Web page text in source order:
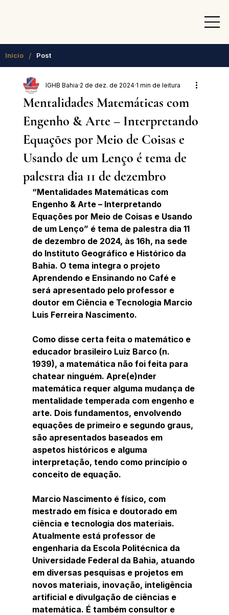
Início / Post
Mentalidades Matemáticas com
Engenho & Arte – Interpretando
Equações por Meio de Coisas e
Usando de um Lenço é tema de
palestra dia 11 de dezembro
IGHB Bahia 2 de dez. de 2024 1 min de leitura
“Mentalidades Matemáticas com
Engenho & Arte – Interpretando
Equações por Meio de Coisas e Usando
de um Lenço” é tema de palestra dia 11
de dezembro de 2024, às 16h, na sede
do Instituto Geográfico e Histórico da
Bahia. O tema integra o projeto
Aprendendo e Ensinando no Café e
será apresentado pelo professor e
doutor em Ciência e Tecnologia Marcio
Luis Ferreira Nascimento.
Como disse certa feita o matemático e
educador brasileiro Luiz Barco (n.
1939), a matemática não foi feita para
chatear ninguém. Apre(e)nder
matemática requer alguma mudança de
mentalidade temperada com engenho e
arte. Dois fundamentos, envolvendo
equações de primeiro e segundo graus,
são apresentados baseados em
aspetos históricos e alguma
interpretação, tendo como princípio o
conceito de equação.
Marcio Nascimento é físico, com
mestrado em física e doutorado em
ciência e tecnologia dos materiais.
Atualmente está professor de
engenharia da Escola Politécnica da
Universidade Federal da Bahia, atuando
em diversas pesquisas e projetos em
novos materiais, inovação, inteligência
artificial e divulgação de ciências e
matemática. É também consultor e